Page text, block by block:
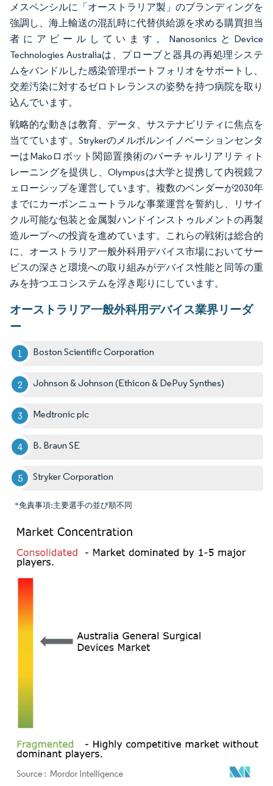
メスペンシルに「オーストラリア製」のブランディングを
強調し、海上輸送の混乱時に代替供給源を求める購買担当
者にアピールしています。NanosonicsとDevice
Technologies Australiaは、プローブと器具の再処理システ
ムをバンドルした感染管理ポートフォリオをサポートし、
交差汚染に対するゼロトレランスの姿勢を持つ病院を取り
込んでいます。
戦略的な動きは教育、データ、サステナビリティに焦点を
当てています。Strykerのメルボルンイノベーションセンタ
ーはMakoロボット関節置換術のバーチャルリアリティト
レーニングを提供し、Olympusは大学と提携して内視鏡フ
ェローシップを運営しています。複数のベンダーが2030年
までにカーボンニュートラルな事業運営を誓約し、リサイ
クル可能な包装と金属製ハンドインストゥルメントの再製
造ループへの投資を進めています。これらの戦術は総合的
に、オーストラリア一般外科用デバイス市場においてサー
ビスの深さと環境への取り組みがデバイス性能と同等の重
みを持つエコシステムを浮き彫りにしています。
オーストラリア一般外科用デバイス業界リーダ
ー
Boston Scientific Corporation
Johnson & Johnson (Ethicon & DePuy Synthes)
Medtronic plc
B. Braun SE
Stryker Corporation
*免責事項:主要選手の並び順不同